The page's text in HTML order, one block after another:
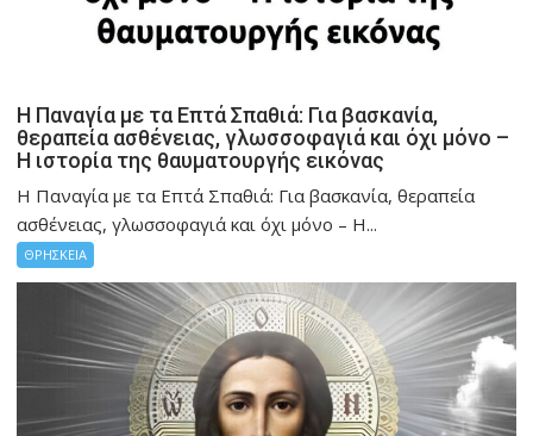
Η Παναγία με τα Επτά Σπαθιά: Για βασκανία,
θεραπεία ασθένειας, γλωσσοφαγιά και όχι μόνο –
Η ιστορία της θαυματουργής εικόνας
Η Παναγία με τα Επτά Σπαθιά: Για βασκανία, θεραπεία
ασθένειας, γλωσσοφαγιά και όχι μόνο – Η...
ΘΡΗΣΚΕΙΑ